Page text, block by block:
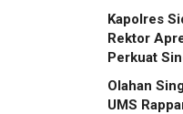
Kapolres
Rektor
Perkuat
Olahan
UMS